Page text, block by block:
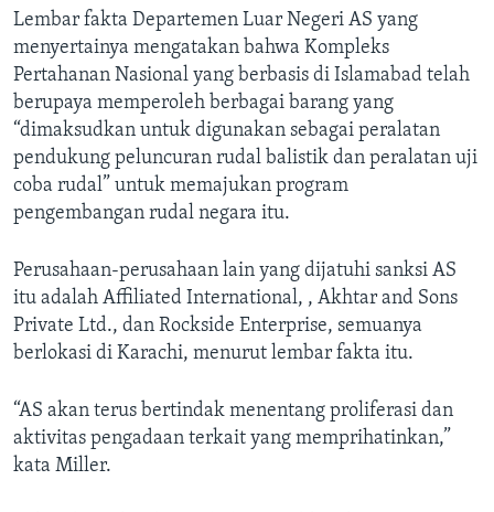
Lembar fakta Departemen Luar Negeri AS yang
menyertainya mengatakan bahwa Kompleks
Pertahanan Nasional yang berbasis di Islamabad telah
berupaya memperoleh berbagai barang yang
“dimaksudkan untuk digunakan sebagai peralatan
pendukung peluncuran rudal balistik dan peralatan uji
coba rudal” untuk memajukan program
pengembangan rudal negara itu.
Perusahaan-perusahaan lain yang dijatuhi sanksi AS
itu adalah Affiliated International, , Akhtar and Sons
Private Ltd., dan Rockside Enterprise, semuanya
berlokasi di Karachi, menurut lembar fakta itu.
“AS akan terus bertindak menentang proliferasi dan
aktivitas pengadaan terkait yang memprihatinkan,”
kata Miller.